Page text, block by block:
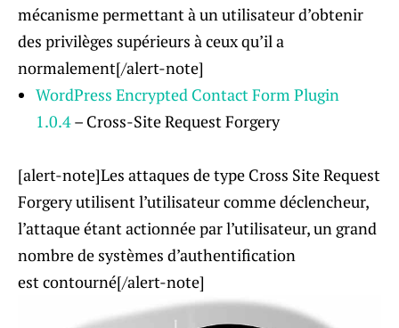
mécanisme permettant à un utilisateur d’obtenir
des privilèges supérieurs à ceux qu’il a
normalement[/alert-note]
WordPress Encrypted Contact Form Plugin
1.0.4– Cross-Site Request Forgery
[alert-note]Les attaques de type Cross Site Request
Forgery utilisent l’utilisateur comme déclencheur,
l’attaque étant actionnée par l’utilisateur, un grand
nombre de systèmes d’authentification
est contourné[/alert-note]